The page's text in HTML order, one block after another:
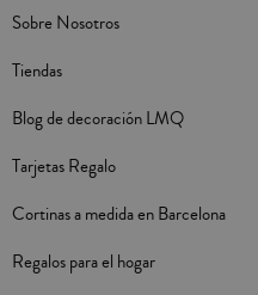
Sobre Nosotros
Tiendas
Blog de decoración LMQ
Tarjetas Regalo
Cortinas a medida en Barcelona
Regalos para el hogar